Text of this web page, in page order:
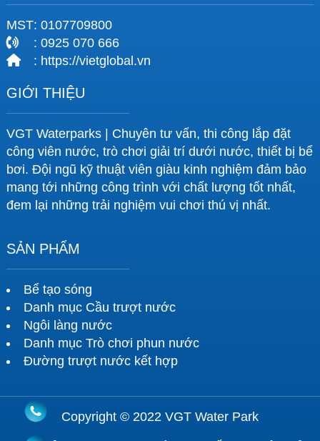
MST: 0107709800
: 0925 070 666
: https://vietglobal.vn
GIỚI THIỆU
VGT Waterparks | Chuyên tư vấn, thi công lắp đặt
công viên nước, trò chơi giải trí dưới nước, thiết bị bể
bơi. Đội ngũ kỹ thuật viên giàu kinh nghiệm đảm bảo
mang tới những công trình với chất lượng tốt nhất,
đem lại những trải nghiệm vui chơi thú vị nhất.
SẢN PHẨM
Bể tạo sóng
Danh mục Cầu trượt nước
Ngôi làng nước
Danh mục Trò chơi phun nước
Đường trượt nước kết hợp
Copyright © 2022 VGT Water Park